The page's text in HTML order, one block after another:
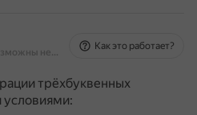
На основе источников, возможны неточности
Как это работает?
трёхбуквенных
условиями: